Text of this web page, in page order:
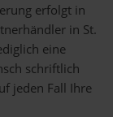
erfolgt in
in St.
eine
schriftlich
jeden Fall Ihre